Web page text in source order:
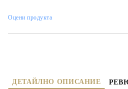
Оцени продукта
ДЕТАЙЛНО ОПИСАНИЕ